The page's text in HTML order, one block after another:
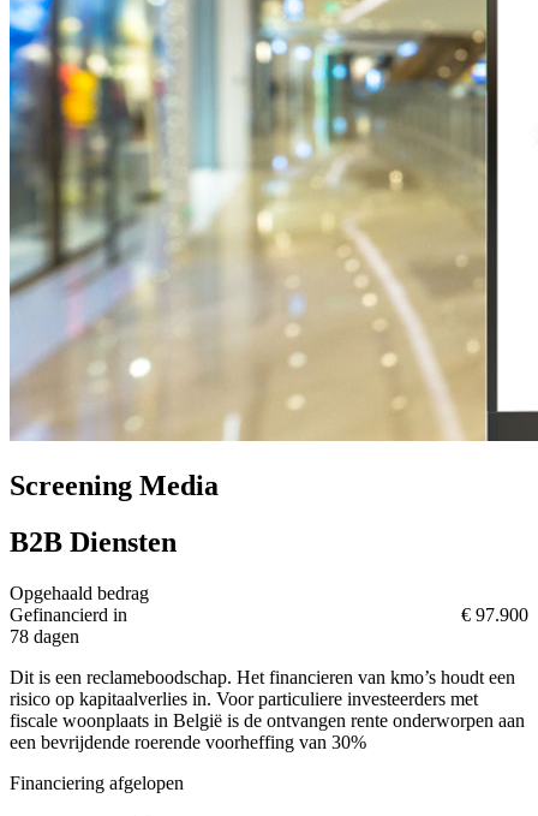
Screening Media
B2B Diensten
Opgehaald bedrag
€ 97.900
Gefinancierd in
78 dagen
Dit is een reclameboodschap. Het financieren van kmo’s houdt een
risico op kapitaalverlies in. Voor particuliere investeerders met
fiscale woonplaats in België is de ontvangen rente onderworpen aan
een bevrijdende roerende voorheffing van 30%
Financiering afgelopen